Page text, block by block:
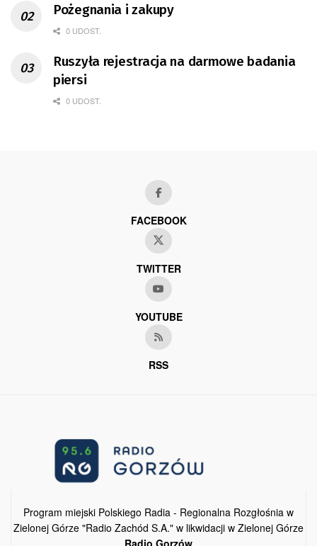
Pożegnania i zakupy
0 UDOST.
Ruszyła rejestracja na darmowe badania
piersi
0 UDOST.
FACEBOOK
TWITTER
YOUTUBE
RSS
Program miejski Polskiego Radia - Regionalna Rozgłośnia w
Zielonej Górze "Radio Zachód S.A." w likwidacji w Zielonej Górze
Radio Gorzów